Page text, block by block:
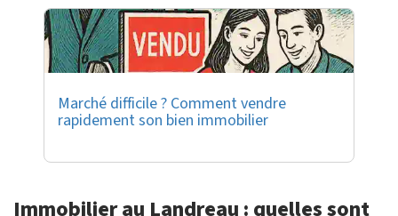
Marché difficile ? Comment vendre
rapidement son bien immobilier
Immobilier au Landreau : quelles sont